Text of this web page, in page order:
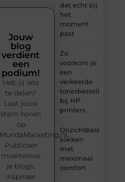
dat echt bij
het
moment
past
Zo
voorkom je
een
verkeerde
tonerbestelling
bij HP
printers
Onzichtbare
sokken
met
maximaal
comfort
Jouw
blog
verdient
een
podium!
Heb jij iets
te delen?
Laat jouw
stem horen
op
MundaMarketing.nl.
Publiceer
moeiteloos
je blogs,
inspireer